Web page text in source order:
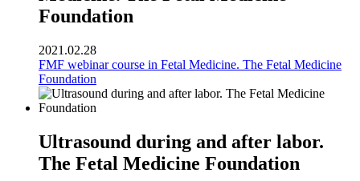
Foundation
2021.02.28
FMF webinar course in Fetal Medicine. The Fetal Medicine
Foundation
Ultrasound during and after labor.
The Fetal Medicine Foundation